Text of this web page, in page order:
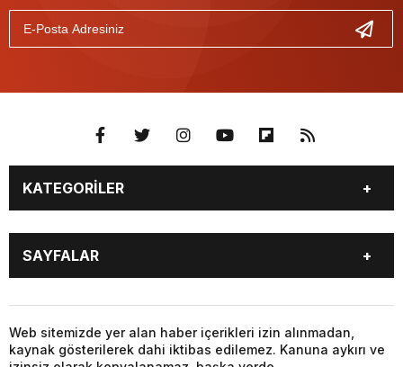
KATEGORİLER
YAŞAM
SİYASET
GAZETE OKU
PUAN DURUMU
TÜM MANŞET HABERLERİ
SAYFALAR
MAGAZİN
YAŞAM
SİYASET
EKONOMİ
Web sitemizde yer alan haber içerikleri izin alınmadan,
kaynak gösterilerek dahi iktibas edilemez. Kanuna aykırı ve